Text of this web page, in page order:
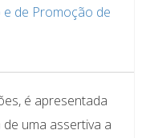
de Promoção de
é apresentada
uma assertiva a